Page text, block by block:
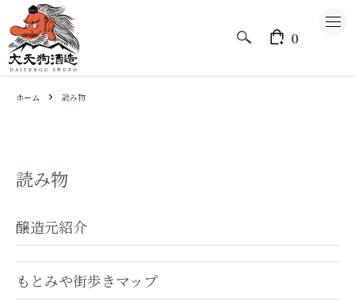
大天狗
0
ホーム 読み物
読み物
醸造元紹介
もとみや街歩きマップ